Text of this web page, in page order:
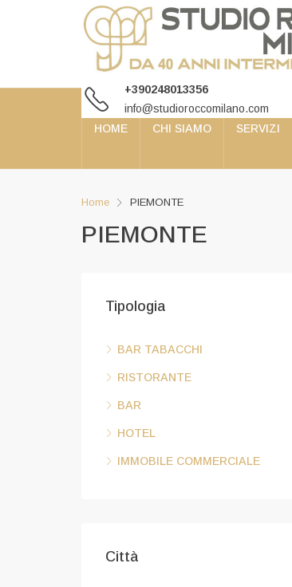
+390248013356
info@studioroccomilano.com
HOME
CHI SIAMO SERVIZI
Home PIEMONTE
PIEMONTE
Tipologia
BAR TABACCHI
RISTORANTE
BAR
HOTEL
IMMOBILE COMMERCIALE
Città